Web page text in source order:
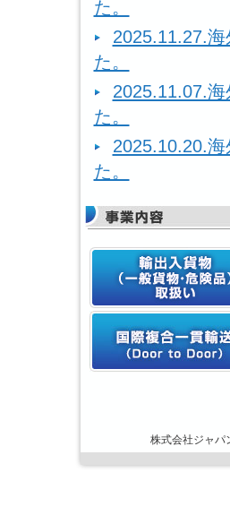
た。
2025.11.27.
た。
2025.11.07.
た。
2025.10.20.
た。
株式会社ジャ